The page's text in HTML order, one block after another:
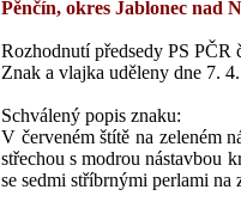
Pěnčín, okres Jablonec nad
Rozhodnutí předsedy PS PČR
Znak a vlajka uděleny dne 7.
Schválený popis znaku:
V červeném štítě na zeleném
střechou s modrou nástavbou
se sedmi stříbrnými perlami na